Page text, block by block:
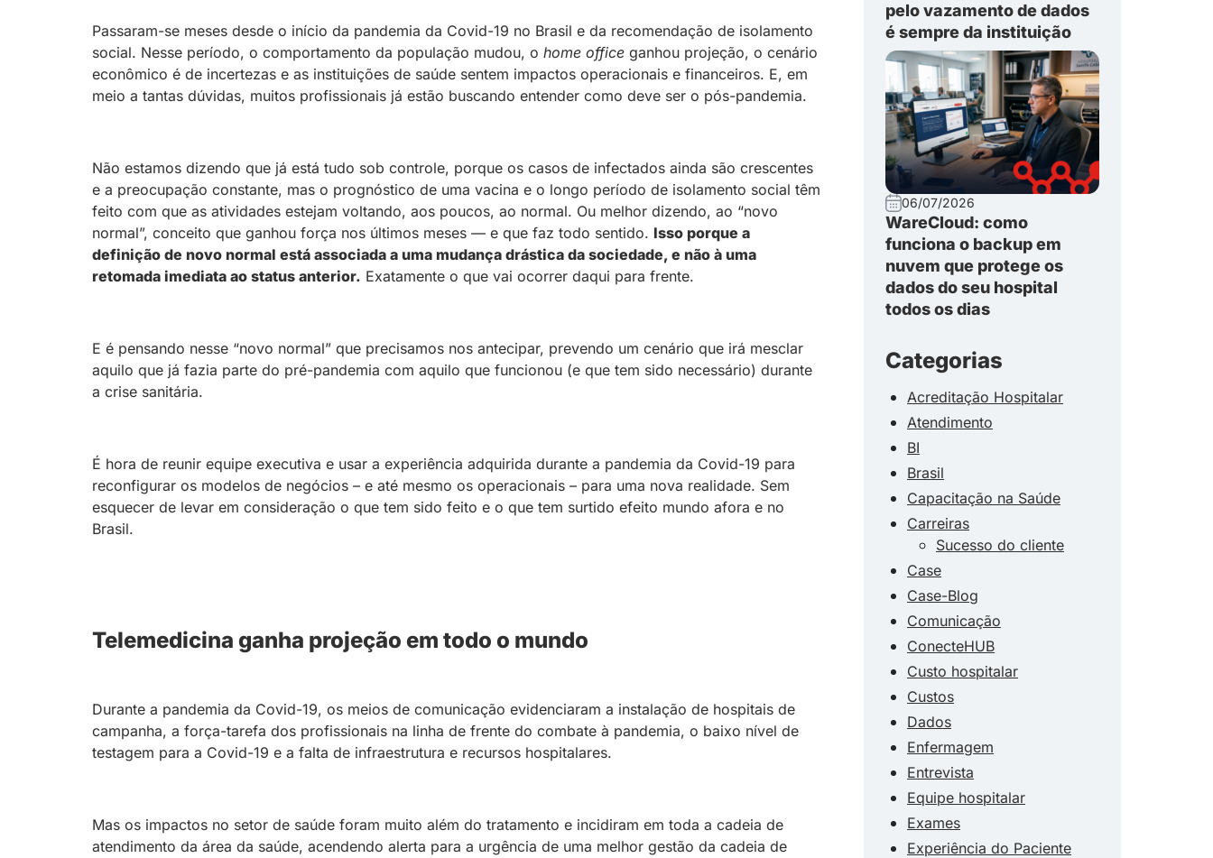
Passaram-se meses desde o início da pandemia da Covid-19 no Brasil e da recomendação de isolamento
social. Nesse período, o comportamento da população mudou, o home office ganhou projeção, o cenário
econômico é de incertezas e as instituições de saúde sentem impactos operacionais e financeiros. E, em
meio a tantas dúvidas, muitos profissionais já estão buscando entender como deve ser o pós-pandemia.
Não estamos dizendo que já está tudo sob controle, porque os casos de infectados ainda são crescentes
e a preocupação constante, mas o prognóstico de uma vacina e o longo período de isolamento social têm
feito com que as atividades estejam voltando, aos poucos, ao normal. Ou melhor dizendo, ao “novo
normal”, conceito que ganhou força nos últimos meses — e que faz todo sentido. Isso porque a
definição de novo normal está associada a uma mudança drástica da sociedade, e não à uma
retomada imediata ao status anterior. Exatamente o que vai ocorrer daqui para frente.
E é pensando nesse “novo normal” que precisamos nos antecipar, prevendo um cenário que irá mesclar
aquilo que já fazia parte do pré-pandemia com aquilo que funcionou (e que tem sido necessário) durante
a crise sanitária.
É hora de reunir equipe executiva e usar a experiência adquirida durante a pandemia da Covid-19 para
reconfigurar os modelos de negócios – e até mesmo os operacionais – para uma nova realidade. Sem
esquecer de levar em consideração o que tem sido feito e o que tem surtido efeito mundo afora e no
Brasil.
Telemedicina ganha projeção em todo o mundo
Durante a pandemia da Covid-19, os meios de comunicação evidenciaram a instalação de hospitais de
campanha, a força-tarefa dos profissionais na linha de frente do combate à pandemia, o baixo nível de
testagem para a Covid-19 e a falta de infraestrutura e recursos hospitalares.
Mas os impactos no setor de saúde foram muito além do tratamento e incidiram em toda a cadeia de
atendimento da área da saúde, acendendo alerta para a urgência de uma melhor gestão da cadeia de
pelo vazamento de dados
é sempre da instituição
06/07/2026
WareCloud: como
funciona o backup em
nuvem que protege os
dados do seu hospital
todos os dias
Categorias
Acreditação Hospitalar
Atendimento
BI
Brasil
Capacitação na Saúde
Carreiras
Sucesso do cliente
Case
Case-Blog
Comunicação
ConecteHUB
Custo hospitalar
Custos
Dados
Enfermagem
Entrevista
Equipe hospitalar
Exames
Experiência do Paciente